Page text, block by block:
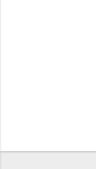
P